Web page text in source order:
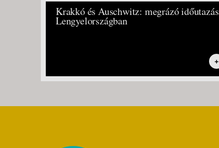
Krakkó és Auschwitz: megrázó időutazás
Lengyelországban
+